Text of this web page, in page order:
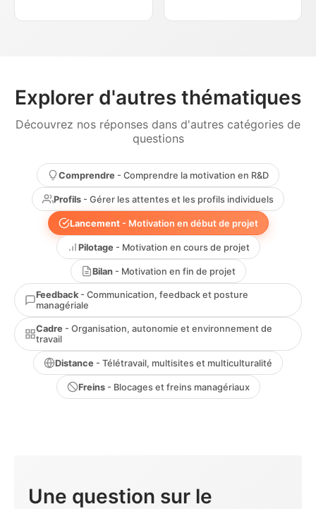
Explorer d'autres thématiques
Découvrez nos réponses dans d'autres catégories de
questions
Comprendre - Comprendre la motivation en R&D
Profils - Gérer les attentes et les profils individuels
Lancement- Motivation en début de projet
Pilotage - Motivation en cours de projet
Bilan- Motivation en fin de projet
Feedback - Communication, feedback et posture
managériale
Cadre - Organisation, autonomie et environnement de
travail
Distance - Télétravail, multisites et multiculturalité
Freins- Blocages et freins managériaux
Une question sur le